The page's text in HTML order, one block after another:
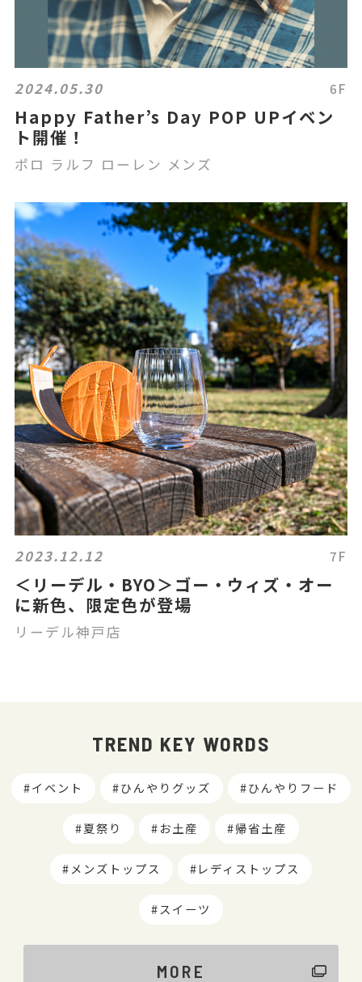
2024.05.30 6F
Happy Father’s Day POP UPイベン
ト開催！
ポロ ラルフ ローレン メンズ
2023.12.12 7F
＜リーデル・BYO＞ゴー・ウィズ・オー
に新色、限定色が登場
リーデル神戸店
TREND KEY WORDS
イベント ひんやりグッズ ひんやりフード
夏祭り お土産 帰省土産
メンズトップス レディストップス
スイーツ
MORE